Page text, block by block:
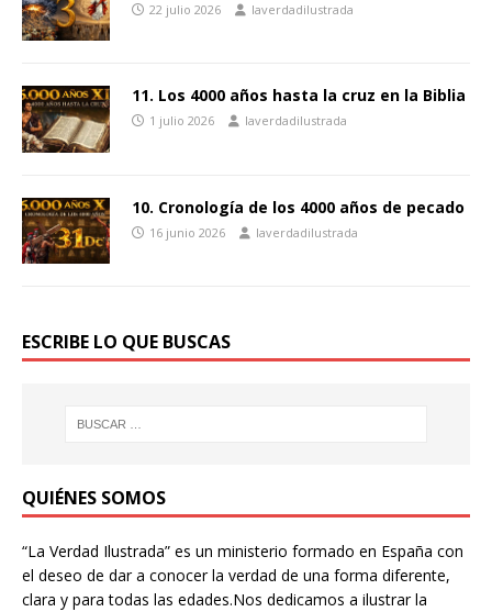
22 julio 2026 laverdadilustrada
11. Los 4000 años hasta la cruz en la Biblia
1 julio 2026 laverdadilustrada
10. Cronología de los 4000 años de pecado
16 junio 2026 laverdadilustrada
ESCRIBE LO QUE BUSCAS
QUIÉNES SOMOS
“La Verdad Ilustrada” es un ministerio formado en España con
el deseo de dar a conocer la verdad de una forma diferente,
clara y para todas las edades.Nos dedicamos a ilustrar la